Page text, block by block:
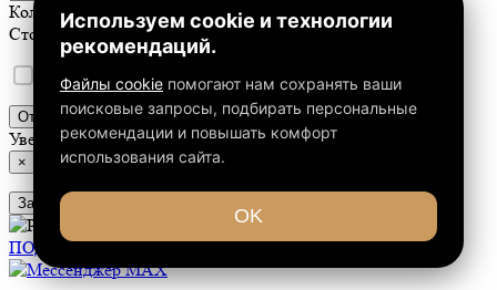
Количество персон от40 до 80
Стоимость на человека от1000до 4000
Уведомления о cookie и политике конфиденциальности
Отправить
Уведомление
×
Закрыть
ПОДРОБНЕЕРассчитать стоимость
Используем cookie и технологии
рекомендаций.
Файлы cookie помогают нам сохранять ваши
поисковые запросы, подбирать персональные
рекомендации и повышать комфорт
использования сайта.
OK